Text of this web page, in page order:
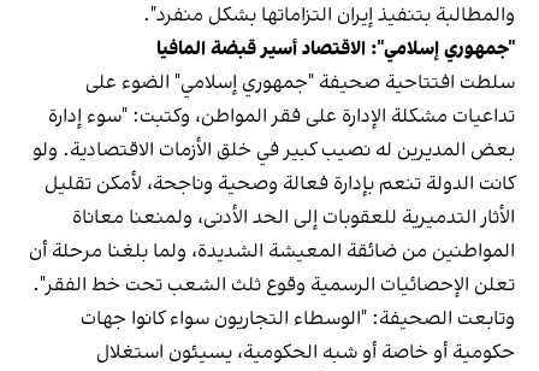
والمطالبة بتنفيذ إيران التزاماتها بشكل منفرد".
"جمهوري إسلامي": الاقتصاد أسير قبضة المافيا
سلطت افتتاحية صحيفة "جمهوري إسلامي" الضوء على
تداعيات مشكلة الإدارة على فقر المواطن، وكتبت: "سوء إدارة
بعض المديرين له نصيب كبير في خلق الأزمات الاقتصادية. ولو
كانت الدولة تنعم بإدارة فعالة وصحية وناجحة، لأمكن تقليل
الأثار التدميرية للعقوبات إلى الحد الأدنى، ولمنعنا معاناة
المواطنين من ضائقة المعيشة الشديدة، ولما بلغنا مرحلة أن
تعلن الإحصائيات الرسمية وقوع ثلث الشعب تحت خط الفقر".
وتابعت الصحيفة: "الوسطاء التجاريون سواء كانوا جهات
حكومية أو خاصة أو شبه الحكومية، يسيئون استغلال